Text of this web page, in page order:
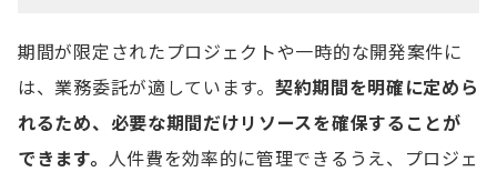
期間が限定されたプロジェクトや一時的な開発案件に
は、業務委託が適しています。 契約期間を明確に定めら
れるため、必要な期間だけリソースを確保することが
できます。
人件費を効率的に管理できるうえ、プロジェ